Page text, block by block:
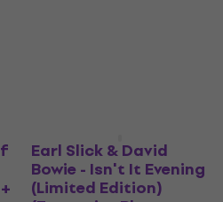
Earl Slick & David
Bowie - Isn't It Evening
(Limited Edition)